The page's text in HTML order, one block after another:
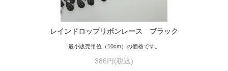
レインドロップリボンレース ブラック
最小販売単位（10cm）の価格です。
386円(税込)